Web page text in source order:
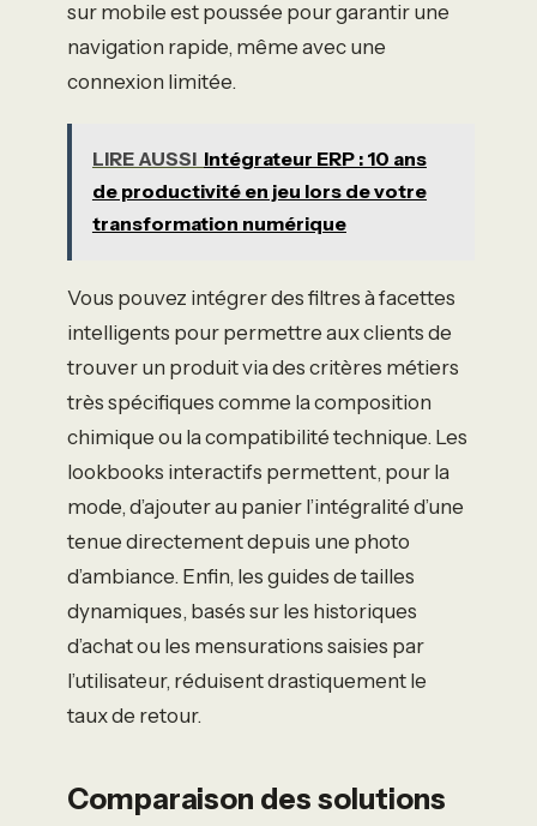
sur mobile est poussée pour garantir une
navigation rapide, même avec une
connexion limitée.
LIRE AUSSI Intégrateur ERP : 10 ans
de productivité en jeu lors de votre
transformation numérique
Vous pouvez intégrer des filtres à facettes
intelligents pour permettre aux clients de
trouver un produit via des critères métiers
très spécifiques comme la composition
chimique ou la compatibilité technique. Les
lookbooks interactifs permettent, pour la
mode, d’ajouter au panier l’intégralité d’une
tenue directement depuis une photo
d’ambiance. Enfin, les guides de tailles
dynamiques, basés sur les historiques
d’achat ou les mensurations saisies par
l’utilisateur, réduisent drastiquement le
taux de retour.
Comparaison des solutions